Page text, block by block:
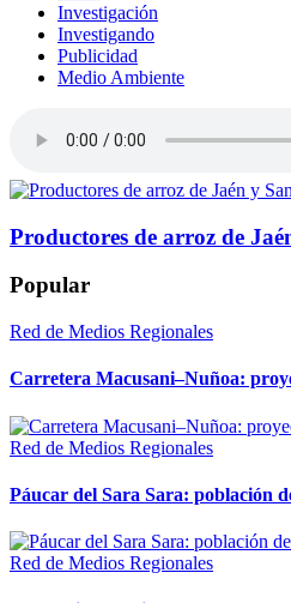
Investigación
Investigando
Publicidad
Medio Ambiente
Productores de arroz de
Popular
Red de Medios Regionales
Carretera Macusani–Nuñoa:
Red de Medios Regionales
Páucar del Sara Sara: población
Red de Medios Regionales